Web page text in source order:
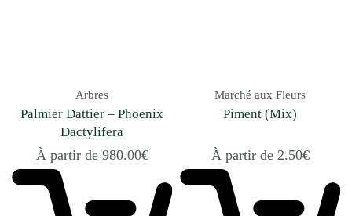
Arbres
Palmier Dattier – Phoenix
Dactylifera
À partir de 980.00€
Marché aux Fleurs
Piment (Mix)
À partir de 2.50€